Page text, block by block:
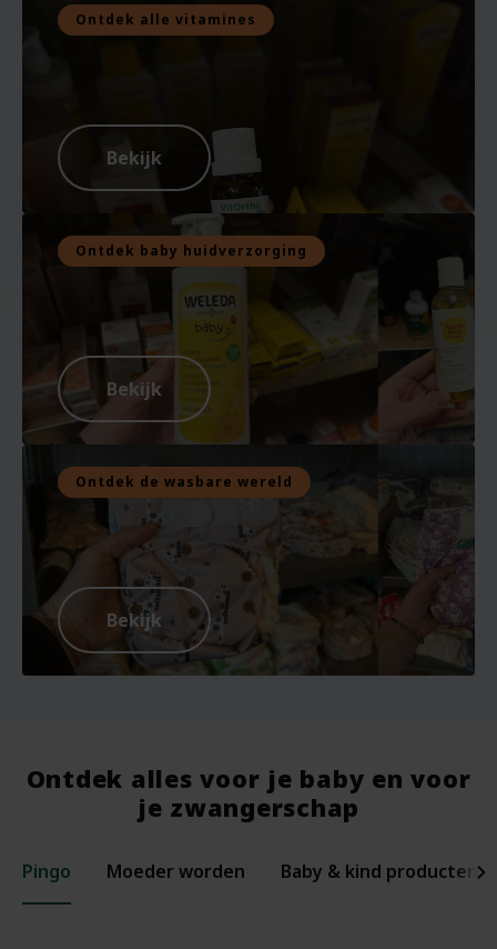
Ontdek alle vitamines
Bekijk
Ontdek baby huidverzorging
Bekijk
Ontdek de wasbare wereld
Bekijk
Ontdek alles voor je baby en voor
je zwangerschap
Pingo Moeder worden Baby & kind producten